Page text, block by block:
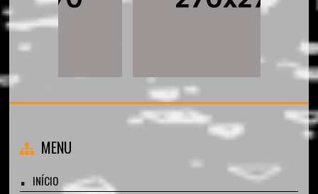
MENU
INÍCIO